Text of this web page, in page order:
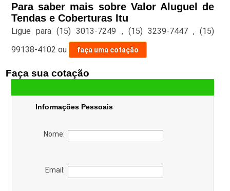
Para saber mais sobre Valor Aluguel de
Tendas e Coberturas Itu
Ligue para(15) 3013-7249 , (15) 3239-7447 ,(15)
99138-4102 ou faça uma cotação
Faça sua cotação
Informações Pessoais
Nome:
Email: